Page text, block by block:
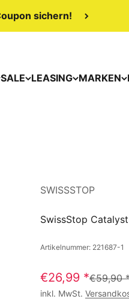
sichern!
SALE LEASING MARKEN
SWISSSTOP
SwissStop
Artikelnummer: 221687-1
€26,99 *€59,90
inkl. MwSt.